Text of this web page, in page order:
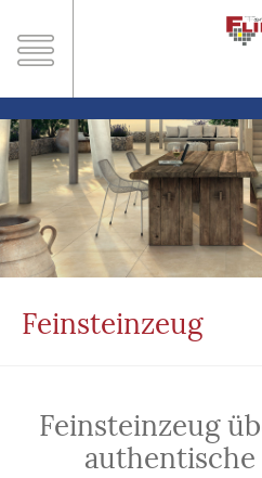
Feinsteinzeug
Feinsteinzeug